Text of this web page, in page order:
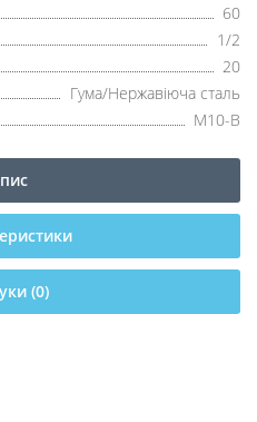
60
1/2
20
Гума/Нержавіюча сталь
М10-В
(0)